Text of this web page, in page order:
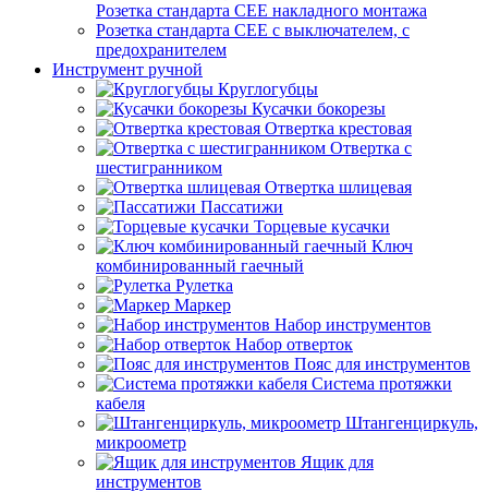
Розетка стандарта СЕЕ накладного монтажа
Розетка стандарта СЕЕ с выключателем, с
предохранителем
Инструмент ручной
Круглогубцы
Кусачки бокорезы
Отвертка крестовая
Отвертка с
шестигранником
Отвертка шлицевая
Пассатижи
Торцевые кусачки
Ключ
комбинированный гаечный
Рулетка
Маркер
Набор инструментов
Набор отверток
Пояс для инструментов
Система протяжки
кабеля
Штангенциркуль,
микроометр
Ящик для
инструментов